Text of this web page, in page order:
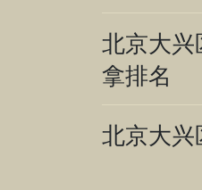
北京大
拿排名
北京大